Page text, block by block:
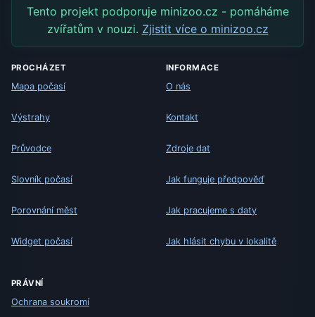
Tento projekt podporuje minizoo.cz - pomáháme
zvířatům v nouzi. Zjistit více o minizoo.cz
PROCHÁZET
Mapa počasí
Výstrahy
Průvodce
Slovník počasí
Porovnání měst
Widget počasí
INFORMACE
O nás
Kontakt
Zdroje dat
Jak funguje předpověď
Jak pracujeme s daty
Jak hlásit chybu v lokalitě
PRÁVNÍ
Ochrana soukromí